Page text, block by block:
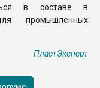
в составе в
промышленных
ПластЭксперт